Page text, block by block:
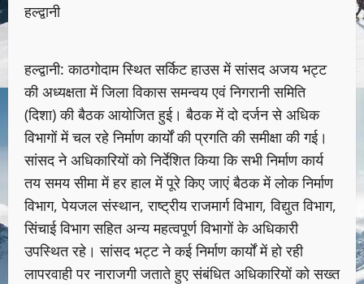
हल्द्वानी
हल्द्वानी: काठगोदाम स्थित सर्किट हाउस में सांसद अजय भट्ट
की अध्यक्षता में जिला विकास समन्वय एवं निगरानी समिति
(दिशा) की बैठक आयोजित हुई। बैठक में दो दर्जन से अधिक
विभागों में चल रहे निर्माण कार्यों की प्रगति की समीक्षा की गई।
सांसद ने अधिकारियों को निर्देशित किया कि सभी निर्माण कार्य
तय समय सीमा में हर हाल में पूरे किए जाएं बैठक में लोक निर्माण
विभाग, पेयजल संस्थान, राष्ट्रीय राजमार्ग विभाग, विद्युत विभाग,
सिंचाई विभाग सहित अन्य महत्वपूर्ण विभागों के अधिकारी
उपस्थित रहे। सांसद भट्ट ने कई निर्माण कार्यों में हो रही
लापरवाही पर नाराजगी जताते हुए संबंधित अधिकारियों को सख्त